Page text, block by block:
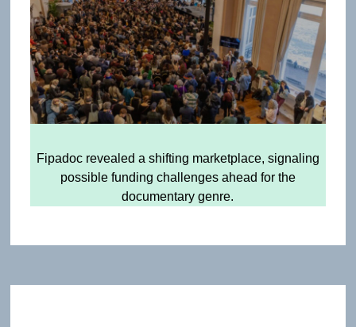
Fipadoc revealed a shifting marketplace, signaling
possible funding challenges ahead for the
documentary genre.